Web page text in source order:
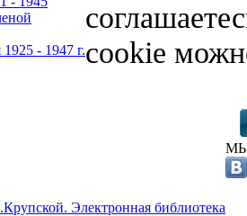
- 1947 г.cookie
Электронная библиотека